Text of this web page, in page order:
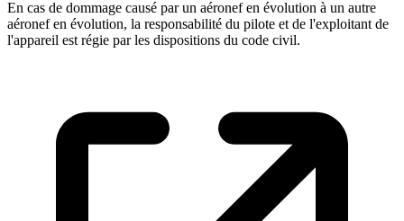
En cas de dommage causé par un aéronef en évolution à un autre
aéronef en évolution, la responsabilité du pilote et de l'exploitant de
l'appareil est régie par les dispositions du code civil.